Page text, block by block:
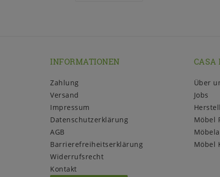
INFORMATIONEN
Zahlung
Versand
Impressum
Daten­schutz­erklärung
AGB
Barrierefreiheitserklärung
Widerrufs­recht
Kontakt
CASA
Über
Jobs
Möbel
Möbel